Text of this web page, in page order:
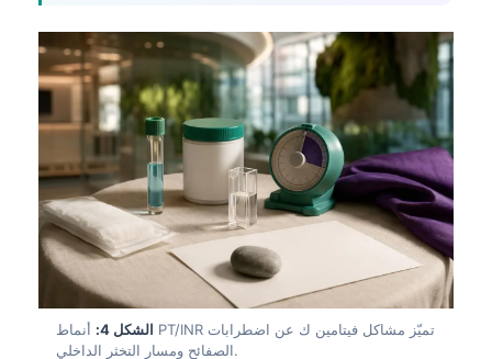
الشكل 4:
أنماط PT/INR تميّز مشاكل فيتامين ك عن اضطرابات
الصفائح ومسار التخثر الداخلي.